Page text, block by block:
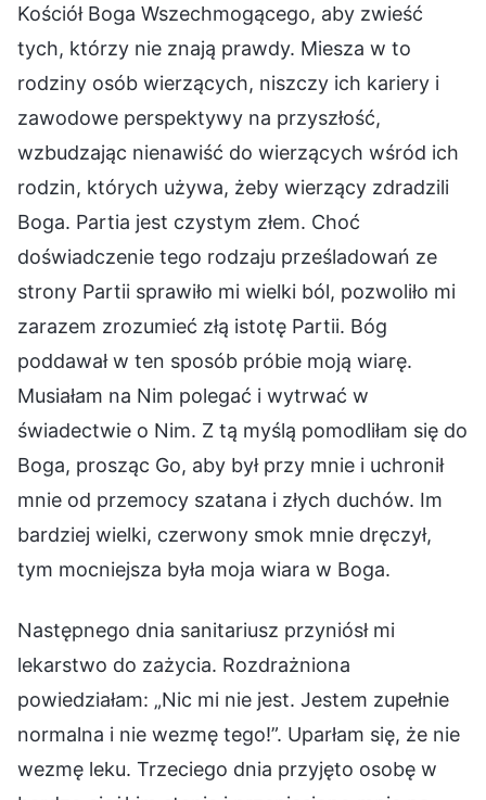
Kościół Boga Wszechmogącego, aby zwieść
tych, którzy nie znają prawdy. Miesza w to
rodziny osób wierzących, niszczy ich kariery i
zawodowe perspektywy na przyszłość,
wzbudzając nienawiść do wierzących wśród ich
rodzin, których używa, żeby wierzący zdradzili
Boga. Partia jest czystym złem. Choć
doświadczenie tego rodzaju prześladowań ze
strony Partii sprawiło mi wielki ból, pozwoliło mi
zarazem zrozumieć złą istotę Partii. Bóg
poddawał w ten sposób próbie moją wiarę.
Musiałam na Nim polegać i wytrwać w
świadectwie o Nim. Z tą myślą pomodliłam się do
Boga, prosząc Go, aby był przy mnie i uchronił
mnie od przemocy szatana i złych duchów. Im
bardziej wielki, czerwony smok mnie dręczył,
tym mocniejsza była moja wiara w Boga.
Następnego dnia sanitariusz przyniósł mi
lekarstwo do zażycia. Rozdrażniona
powiedziałam: „Nic mi nie jest. Jestem zupełnie
normalna i nie wezmę tego!”. Uparłam się, że nie
wezmę leku. Trzeciego dnia przyjęto osobę w